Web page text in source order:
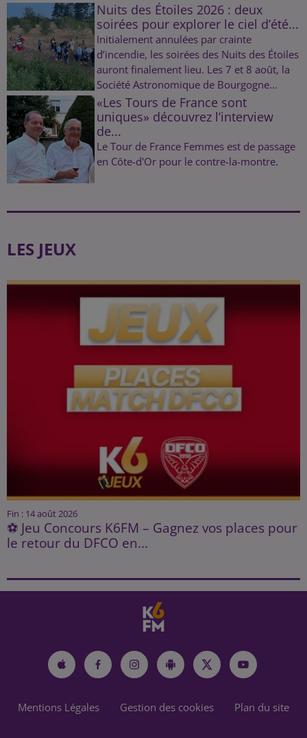
Nuits des Étoiles 2026 : deux
soirées pour explorer le ciel d’été...
Initialement annulées par crainte
d’incendie, les soirées des Nuits des Étoiles
auront finalement lieu. Les 7 et 8 août, la
Société Astronomique de Bourgogne...
«Les Tours de France sont
uniques» découvrez l’interview
de...
Le Tour de France Femmes est de passage
en Côte-d'Or pour le contre-la-montre.
LES JEUX
Fin : 14 août 2026
⚽ Jeu Concours K6FM – Gagnez vos places pour
le retour du DFCO en...
Mentions Légales Gestion des cookies Plan du site